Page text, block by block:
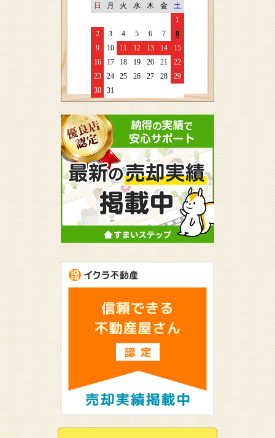
日
月 火 水 木 金
土
1
2
3 4 5 6 7
8
9
10 11 12 13 14
15
16
17 18 19 20 21
22
23
24 25 26 27 28
29
30
31